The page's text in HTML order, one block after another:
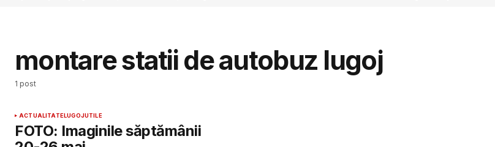
montare statii de autobuz lugoj
1 post
ACTUALITATELUGOJUTILE
FOTO: Imaginile săptămânii